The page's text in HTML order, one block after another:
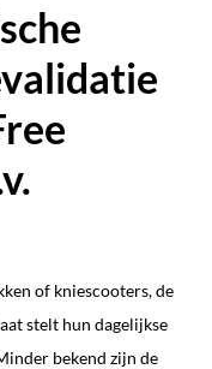
of kniescooters, de
stelt hun dagelijkse
bekend zijn de